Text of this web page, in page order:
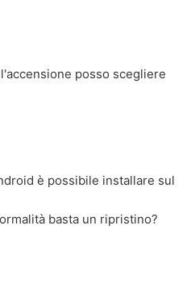
posso scegliere
è possibile installare sul
basta un ripristino?